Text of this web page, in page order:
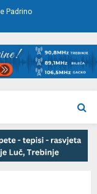
Padrino